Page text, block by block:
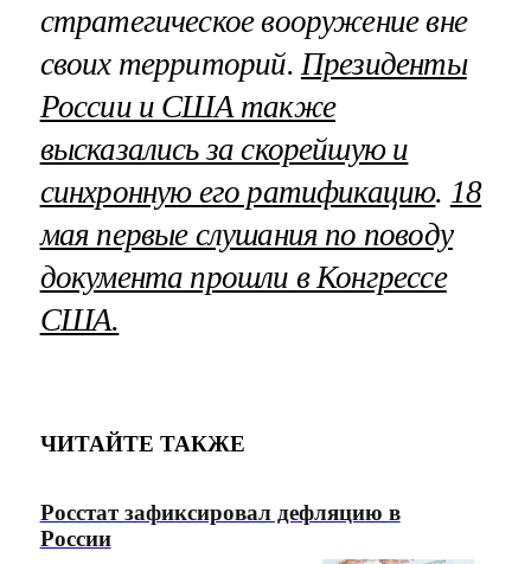
стратегическое вооружение вне
своих территорий.Президенты
России и США также
высказались за скорейшую и
синхронную его ратификацию. 18
мая первые слушания по поводу
документа прошли в Конгрессе
США.
ЧИТАЙТЕ ТАКЖЕ
Росстат зафиксировал дефляцию в
России